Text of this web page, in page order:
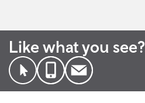
Like what you see?